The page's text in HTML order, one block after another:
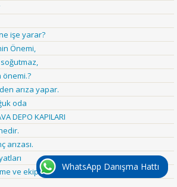
işe yarar?
Önemi,
önemi.?
arıza yapar.
oda
DEPO KAPILARI
arızası.
ve ekipman
WhatsApp Danışma Hattı